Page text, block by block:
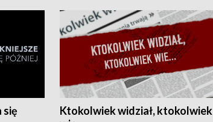
się
Ktokolwiek widział, ktokolwiek